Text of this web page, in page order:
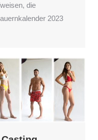
die
2023